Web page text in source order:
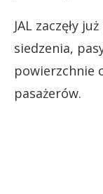
JAL zaczęły
siedzenia,
powierzchnie
pasażerów.